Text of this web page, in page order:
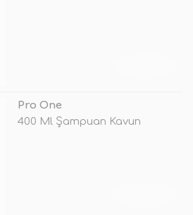
Pro One
400 Ml Şampuan Kavun